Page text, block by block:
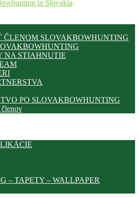
ČLENOM SLOVAKBOWHUNTING
NA STIAHNUTIE
PO SLOVAKBOWHUNTING
– TAPETY – WALLPAPER